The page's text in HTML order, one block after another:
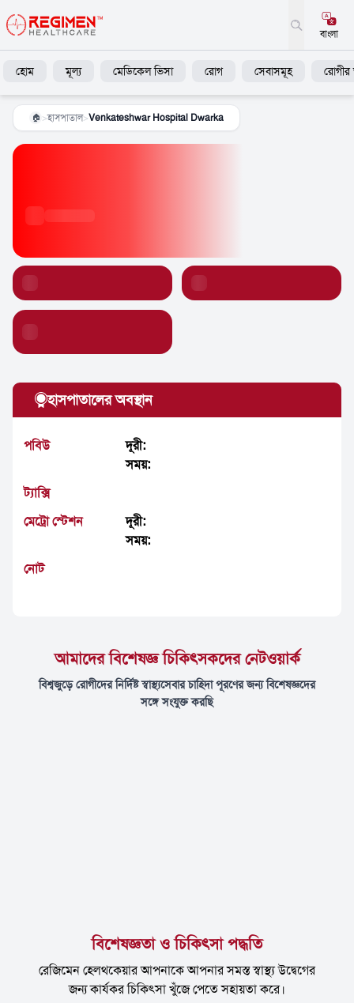
বাংলা
হোম মূল্য মেডিকেল ভিসা রোগ সেবাসমূহ রোগীর
🏠 >হাসপাতাল>Venkateshwar Hospital Dwarka
হাসপাতালের অবস্থান
পবিউ
দূরী:
সময়:
ট্যাক্সি
মেট্রো স্টেশন
দূরী:
সময়:
নোট
আমাদের বিশেষজ্ঞ চিকিৎসকদের নেটওয়ার্ক
বিশ্বজুড়ে রোগীদের নির্দিষ্ট স্বাস্থ্যসেবার চাহিদা পূরণের জন্য বিশেষজ্ঞদের
সঙ্গে সংযুক্ত করছি
বিশেষজ্ঞতা ও চিকিৎসা পদ্ধতি
রেজিমেন হেলথকেয়ার আপনাকে আপনার সমস্ত স্বাস্থ্য উদ্বেগের
জন্য কার্যকর চিকিত্সা খুঁজে পেতে সহায়তা করে।